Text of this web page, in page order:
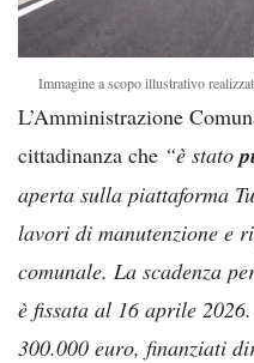
Immagine a scopo illustrativo
L’Amministrazione
cittadinanza che “è stato
aperta sulla piattaforma
lavori di manutenzione e
comunale. La scadenza
è fissata al 16 aprile
300.000 euro, finanziati